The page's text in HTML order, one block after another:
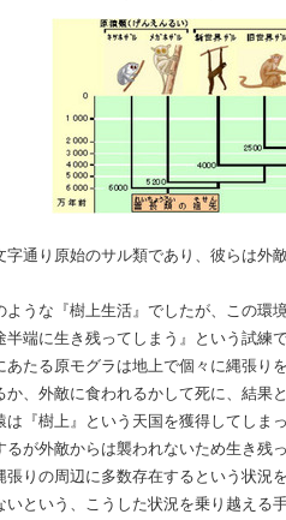
字通り原始のサル類であり、彼らは外
ような『樹上生活』でしたが、この環
半端に生き残ってしまう』という試練で
あたる原モグラは地上で個々に縄張り
か、外敵に食われるかして死に、結果
は『樹上』という天国を獲得してしま
るが外敵からは襲われないため生き残
張りの周辺に多数存在するという状況
いという、こうした状況を乗り越える